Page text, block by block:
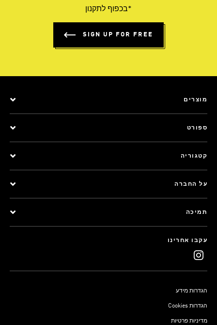
*בכפוף לתקנון
SIGN UP FOR FREE
מוצרים
ספורט
קטגוריה
על החברה
תמיכה
עקבו אחרינו
הגדרות מידע
Cookies הגדרות
מדיניות פרטיות